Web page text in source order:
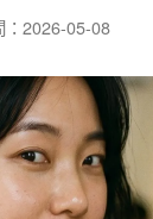
：2026-05-08